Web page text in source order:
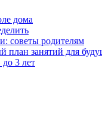
дома
советы родителям
занятий для
до 3 лет